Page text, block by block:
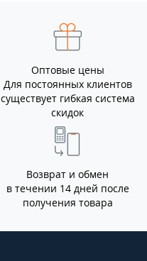
Оптовые цены
Для постоянных клиентов
существует гибкая система
скидок
Возврат и обмен
в течении 14 дней после
получения товара